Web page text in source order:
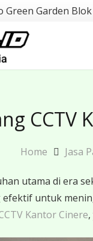
Green Garden
Home Jasa
utama di era
untuk
Kantor Cinere